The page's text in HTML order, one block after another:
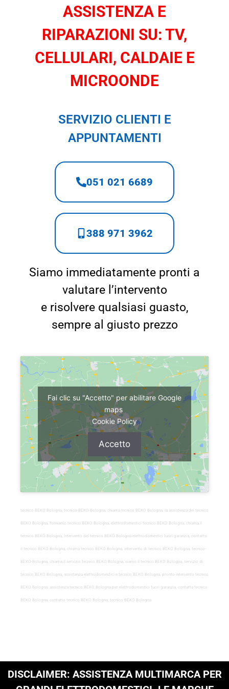
ASSISTENZA E
RIPARAZIONI SU: TV,
CELLULARI, CALDAIE E
MICROONDE
SERVIZIO CLIENTI E
APPUNTAMENTI
051 021 6689
388 971 3962
Siamo immediatamente pronti a
valutare l’intervento
e risolvere qualsiasi guasto,
sempre al giusto prezzo
Fai clic su "Accetto" per abilitare Google
maps
Cookie Policy
Accetto
tecnico BEKO Bologna, tecnico-BEKO-Bologna, chiama tecnico BEKO Bologna, la assistenza del tecnico
BEKO Bologna, forniamo tecnico BEKO Bologna, elettrodomestici tecnico BEKO Bologna, chiama il
tecnico BEKO Bologna, intervento del tecnico BEKO Bologna elettrodomestici fuori garanzia, contatta
il tecnico BEKO Bologna, chiama tecnico BEKO Bologna, intervento di tecnico BEKO Bologna, tecnico-
BEKO-Bologna, chiama il servizio tecnico BEKO Bologna, siamo il tecnico BEKO Bologna, servizio di
tecnico BEKO Bologna, assistenza elettrodomestici e tecnico BEKO Bologna, pronto intervento tecnico
BEKO Bologna, assistenza tecnico BEKO Bologna per elettrodomestici fuori garanzia, contatta tecnico
BEKO Bologna, contatto tecnico BEKO Bologna, tecnico BEKO Bologna
DISCLAIMER: ASSISTENZA MULTIMARCA PER